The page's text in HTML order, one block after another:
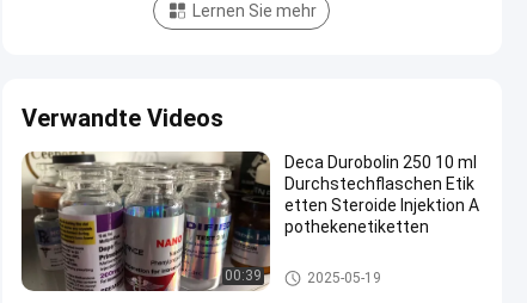
Lernen Sie mehr
Verwandte Videos
00:39
Deca Durobolin 250 10 ml
Durchstechflaschen Etik
etten Steroide Injektion A
pothekenetiketten
Aufkleber der Phiolen-10mL
2025-05-19